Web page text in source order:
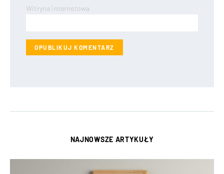
Witryna internetowa
NAJNOWSZE ARTYKUŁY